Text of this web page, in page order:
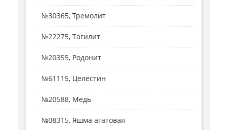
№30365, Тремолит
№22275, Тагилит
№20355, Родонит
№61115, Целестин
№20588, Медь
№08315, Яшма агатовая